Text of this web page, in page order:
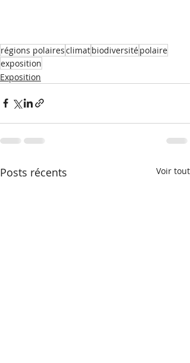
régions polairesclimatbiodiversitépolaire
exposition
Exposition
Posts récents Voir tout